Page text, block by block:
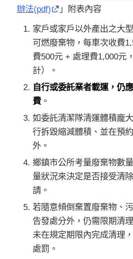
辦法(pdf)
」附表內容
家戶或家戶以外產出之大
可燃廢棄物，每車次收費
費500元 + 處理費1,000元
計）。
自行或委託業者載運，仍
費。
如委託清潔隊清運體積龐
行拆毀縮減體積、並在預
外。
鄉鎮市公所考量廢棄物數
量狀況來決定是否接受清
請。
若隨意傾倒棄置廢棄物、
告發處分外，仍需限期清
未在規定期限內完成清理
處罰。